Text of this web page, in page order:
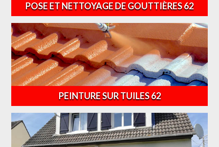
POSE ET NETTOYAGE DE GOUTTIÈRES 62
PEINTURE SUR TUILES 62